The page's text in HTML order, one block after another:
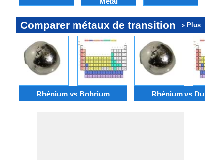
Comparer métaux de transition » Plus
Rhénium vs Bohrium Rhénium vs